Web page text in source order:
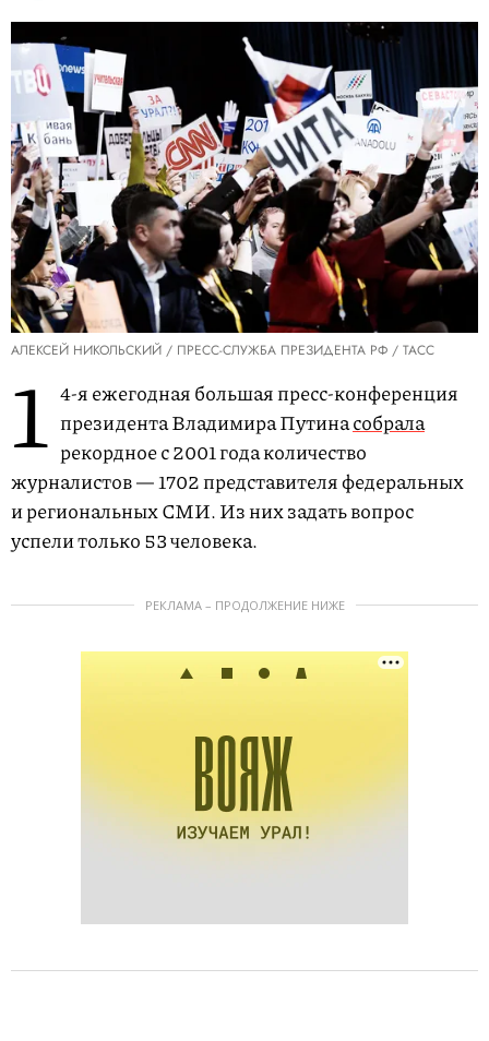
АЛЕКСЕЙ НИКОЛЬСКИЙ / ПРЕСС-СЛУЖБА ПРЕЗИДЕНТА РФ / ТАСС
1 4-я ежегодная большая пресс-конференция
президента Владимира Путинасобрала
рекордное с 2001 года количество
журналистов — 1702 представителя федеральных
и региональных СМИ. Из них задать вопрос
успели только 53 человека.
РЕКЛАМА – ПРОДОЛЖЕНИЕ НИЖЕ